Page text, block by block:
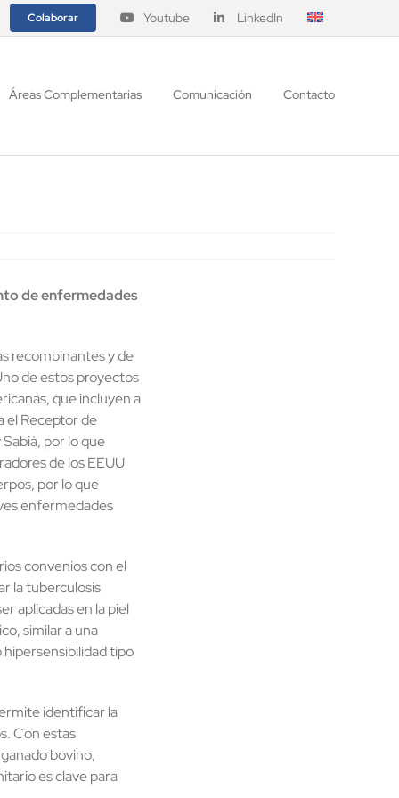
Colaborar Youtube LinkedIn
Áreas Complementarias Comunicación Contacto
de enfermedades
recombinantes y de
de estos proyectos
que incluyen a
el Receptor de
por lo que
de los EEUU
por lo que
enfermedades
convenios con el
la tuberculosis
aplicadas en la piel
similar a una
hipersensibilidad tipo
identificar la
Con estas
bovino,
es clave para